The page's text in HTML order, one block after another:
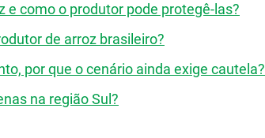
e como o produtor pode protegê-las?
de arroz brasileiro?
por que o cenário ainda exige cautela?
na região Sul?